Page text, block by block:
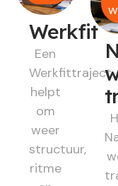
Werkfit
Een
Werkfittraject
helpt
om
weer
structuur,
ritme